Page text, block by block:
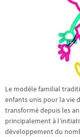
Le modèle familial
enfants unis pour la vie
transformé depuis les
principalement à
développement du